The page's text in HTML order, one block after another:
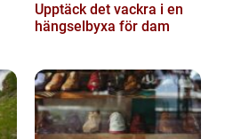
Upptäck det vackra i en
hängselbyxa för dam